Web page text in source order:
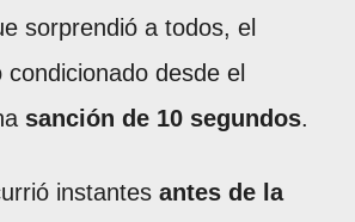
sorprendió a todos, el
desde el
sanción de 10 segundos.
instantes antes de la